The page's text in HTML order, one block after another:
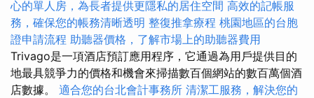
心的單人房，為長者提供更隱私的居住空間 高效的記帳服
務，確保您的帳務清晰透明 整復推拿療程 桃園地區的台胞
證申請流程 助聽器價格，了解市場上的助聽器費用
Trivago是一項酒店預訂應用程序，它通過為用戶提供目的
地最具競爭力的價格和機會來掃描數百個網站的數百萬個酒
店數據。 適合您的台北會計事務所 清潔工服務，解決您的